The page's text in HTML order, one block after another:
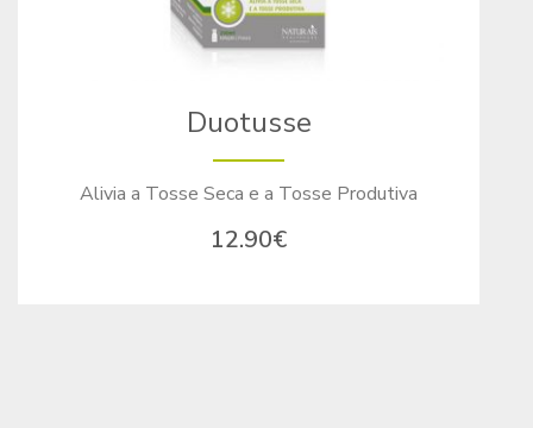
Duotusse
Alivia a Tosse Seca e a Tosse Produtiva
12.90€